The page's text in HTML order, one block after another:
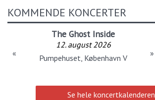
KOMMENDE KONCERTER
The Ghost Inside
12. august 2026
Pumpehuset, København V
« »
Se hele koncertkalenderen